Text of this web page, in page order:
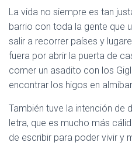
La vida no siempre es tan
barrio con toda la gente que
salir a recorrer países y
fuera por abrir la puerta de
comer un asadito con los
encontrar los higos en
También tuve la intención de
letra, que es mucho más
de escribir para poder vivir y